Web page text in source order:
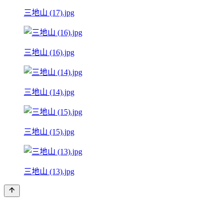
三地山 (17).jpg
三地山 (16).jpg
三地山 (14).jpg
三地山 (15).jpg
三地山 (13).jpg